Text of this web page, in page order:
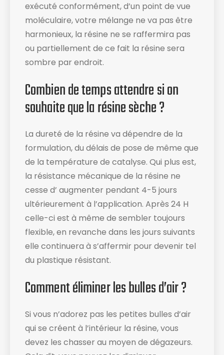
exécuté conformément, d’un point de vue
moléculaire, votre mélange ne va pas être
harmonieux, la résine ne se raffermira pas
ou partiellement de ce fait la résine sera
sombre par endroit.
Combien de temps attendre si on
souhaite que la résine sèche ?
La dureté de la résine va dépendre de la
formulation, du délais de pose de même que
de la température de catalyse. Qui plus est,
la résistance mécanique de la résine ne
cesse d’ augmenter pendant 4-5 jours
ultérieurement à l’application. Après 24 H
celle-ci est à même de sembler toujours
flexible, en revanche dans les jours suivants
elle continuera à s’affermir pour devenir tel
du plastique résistant.
Comment éliminer les bulles d’air ?
Si vous n’adorez pas les petites bulles d’air
qui se créent à l’intérieur la résine, vous
devez les chasser au moyen de dégazeurs.